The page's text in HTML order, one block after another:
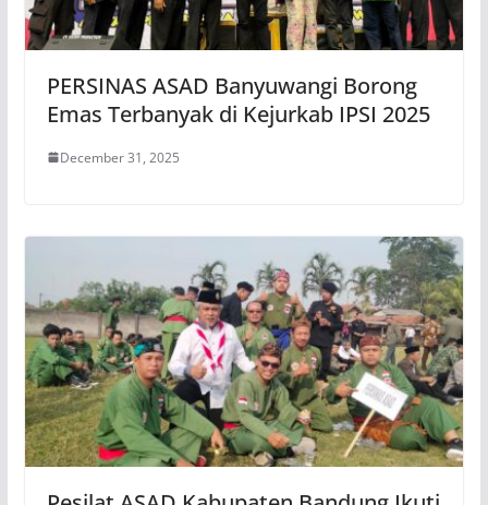
PERSINAS ASAD Banyuwangi Borong
Emas Terbanyak di Kejurkab IPSI 2025
December 31, 2025